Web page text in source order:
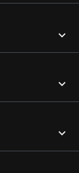


